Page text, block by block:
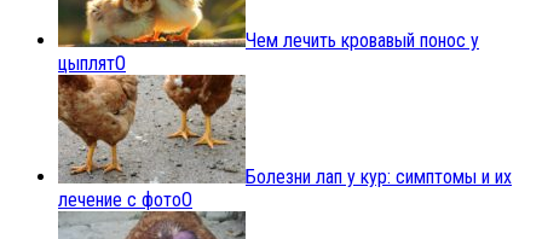
Чем лечить кровавый понос у
цыплят0
Болезни лап у кур: симптомы и их
лечение с фото0